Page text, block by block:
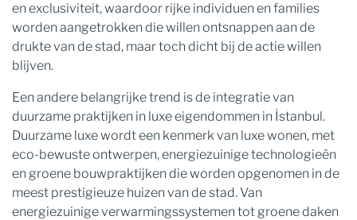
en exclusiviteit, waardoor rijke individuen en families
worden aangetrokken die willen ontsnappen aan de
drukte van de stad, maar toch dicht bij de actie willen
blijven.
Een andere belangrijke trend is de integratie van
duurzame praktijken in luxe eigendommen in İstanbul.
Duurzame luxe wordt een kenmerk van luxe wonen, met
eco-bewuste ontwerpen, energiezuinige technologieën
en groene bouwpraktijken die worden opgenomen in de
meest prestigieuze huizen van de stad. Van
energiezuinige verwarmingssystemen tot groene daken